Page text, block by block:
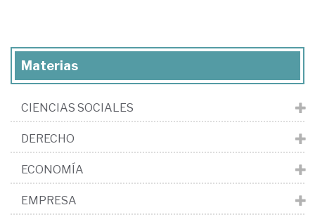
Materias
CIENCIAS SOCIALES
DERECHO
ECONOMÍA
EMPRESA